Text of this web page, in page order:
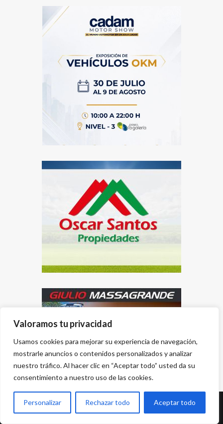
Valoramos tu privacidad
Usamos cookies para mejorar su experiencia de navegación,
mostrarle anuncios o contenidos personalizados y analizar
nuestro tráfico. Al hacer clic en “Aceptar todo” usted da su
consentimiento a nuestro uso de las cookies.
Personalizar Rechazar todo Aceptar todo
Desarrollado por